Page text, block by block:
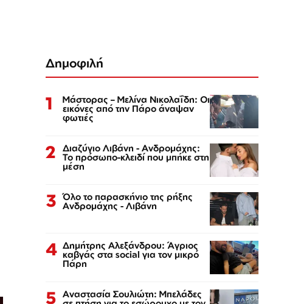
Δημοφιλή
1 Μάστορας – Μελίνα Νικολαΐδη: Οι
εικόνες από την Πάρο άναψαν
φωτιές
2 Διαζύγιο Λιβάνη - Ανδρομάχης:
Το πρόσωπο-κλειδί που μπήκε στη
μέση
3 Όλο το παρασκήνιο της ρήξης
Ανδρομάχης - Λιβάνη
4 Δημήτρης Αλεξάνδρου: Άγριος
καβγάς στα social για τον μικρό
Πάρη
5 Αναστασία Σουλιώτη: Μπελάδες